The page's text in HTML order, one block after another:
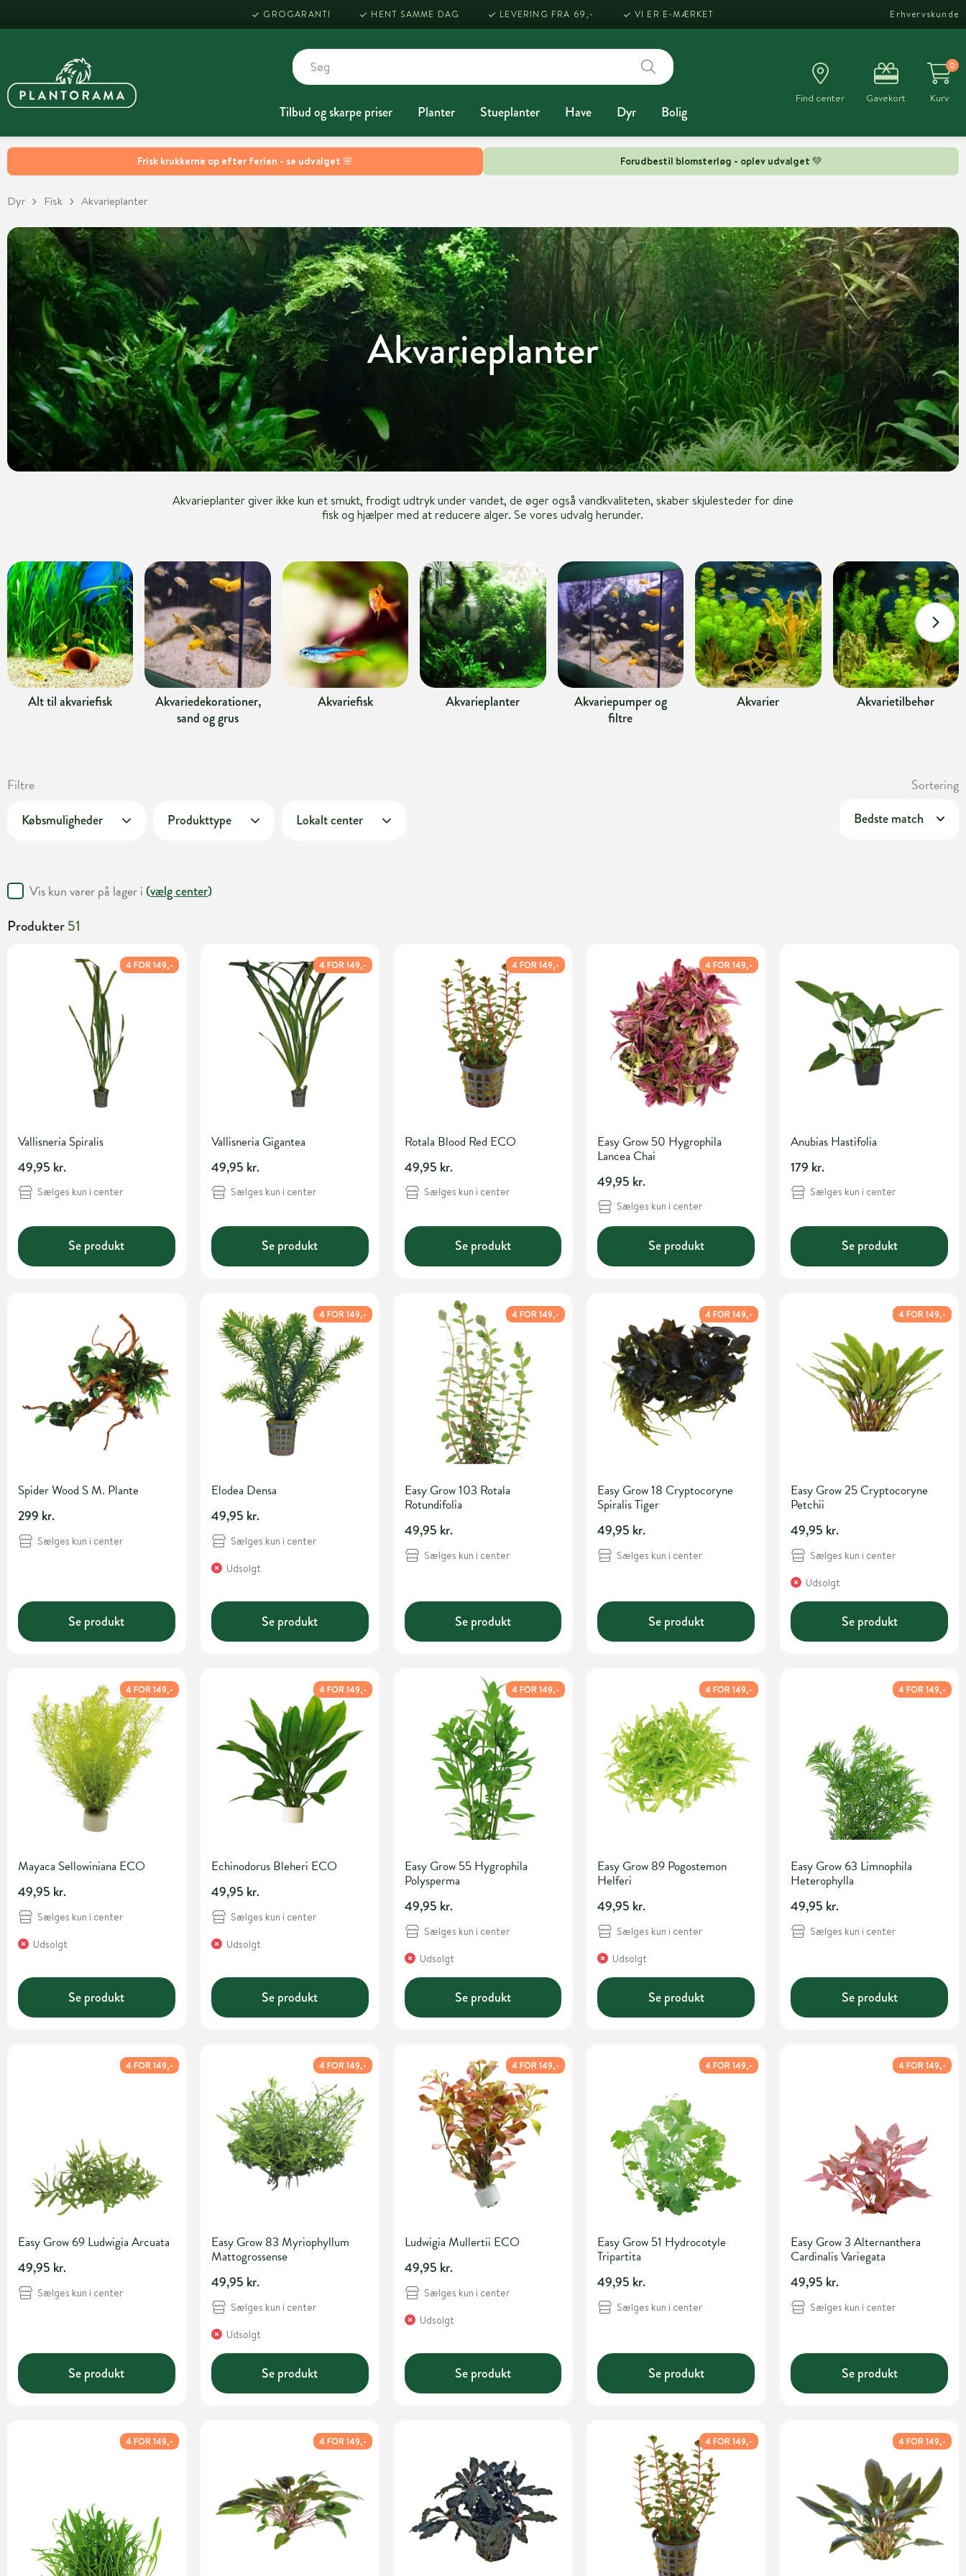
Frisk krukkerne op efter ferien - se udvalget 🌸 Forudbestil blomsterløg - oplev udvalget 💚
GROGARANTI HENT SAMME DAG LEVERING FRA 69,- VI ER E-MÆRKET Erhvervskunde
Tilbud og skarpe priser Planter Stueplanter Have Dyr Bolig
Find center Gavekort
0
Kurv
Dyr Fisk Akvarieplanter
Akvarieplanter
Akvarieplanter giver ikke kun et smukt, frodigt udtryk under vandet, de øger også vandkvaliteten, skaber skjulesteder for dine
fisk og hjælper med at reducere alger. Se vores udvalg herunder.
Alt til akvariefisk
Akvariedekorationer,
sand og grus
Akvariefisk Akvarieplanter
Akvariepumper og
filtre
Akvarier Akvarietilbehør
Filtre Sortering
Købsmuligheder Produkttype Lokalt center
Vis kun varer på lager i (vælg center)
Produkter51
4 FOR 149,-
Vallisneria Spiralis
49,95 kr.
Sælges kun i center
Se produkt
4 FOR 149,-
Vallisneria Gigantea
49,95 kr.
Sælges kun i center
Se produkt
4 FOR 149,-
Rotala Blood Red ECO
49,95 kr.
Sælges kun i center
Se produkt
4 FOR 149,-
Easy Grow 50 Hygrophila
Lancea Chai
49,95 kr.
Sælges kun i center
Se produkt
Anubias Hastifolia
179 kr.
Sælges kun i center
Se produkt
Spider Wood S M. Plante
299 kr.
Sælges kun i center
Se produkt
4 FOR 149,-
Elodea Densa
49,95 kr.
Sælges kun i center
Udsolgt
Se produkt
4 FOR 149,-
Easy Grow 103 Rotala
Rotundifolia
49,95 kr.
Sælges kun i center
Se produkt
4 FOR 149,-
Easy Grow 18 Cryptocoryne
Spiralis Tiger
49,95 kr.
Sælges kun i center
Se produkt
4 FOR 149,-
Easy Grow 25 Cryptocoryne
Petchii
49,95 kr.
Sælges kun i center
Udsolgt
Se produkt
4 FOR 149,-
Mayaca Sellowiniana ECO
49,95 kr.
Sælges kun i center
Udsolgt
Se produkt
4 FOR 149,-
Echinodorus Bleheri ECO
49,95 kr.
Sælges kun i center
Udsolgt
Se produkt
4 FOR 149,-
Easy Grow 55 Hygrophila
Polysperma
49,95 kr.
Sælges kun i center
Udsolgt
Se produkt
4 FOR 149,-
Easy Grow 89 Pogostemon
Helferi
49,95 kr.
Sælges kun i center
Udsolgt
Se produkt
4 FOR 149,-
Easy Grow 63 Limnophila
Heterophylla
49,95 kr.
Sælges kun i center
Se produkt
4 FOR 149,-
Easy Grow 69 Ludwigia Arcuata
49,95 kr.
Sælges kun i center
Se produkt
4 FOR 149,-
Easy Grow 83 Myriophyllum
Mattogrossense
49,95 kr.
Sælges kun i center
Udsolgt
Se produkt
4 FOR 149,-
Ludwigia Mullertii ECO
49,95 kr.
Sælges kun i center
Udsolgt
Se produkt
4 FOR 149,-
Easy Grow 51 Hydrocotyle
Tripartita
49,95 kr.
Sælges kun i center
Se produkt
4 FOR 149,-
Easy Grow 3 Alternanthera
Cardinalis Variegata
49,95 kr.
Sælges kun i center
Se produkt
4 FOR 149,- 4 FOR 149,- 4 FOR 149,- 4 FOR 149,-